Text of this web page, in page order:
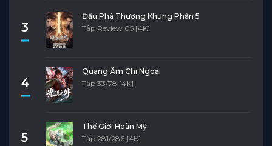
3
Đấu Phá Thương Khung Phần 5
Tập Review 05 [4K]
4
Quang Âm Chi Ngoại
Tập 33/78 [4K]
5
Thế Giới Hoàn Mỹ
Tập 281/286 [4K]